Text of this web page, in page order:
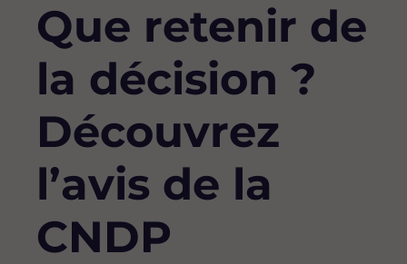
Que retenir de
la décision ?
Découvrez
l’avis de la
CNDP